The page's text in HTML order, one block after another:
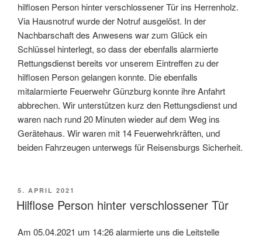
hilflosen Person hinter verschlossener Tür ins Herrenholz.
Via Hausnotruf wurde der Notruf ausgelöst. In der
Nachbarschaft des Anwesens war zum Glück ein
Schlüssel hinterlegt, so dass der ebenfalls alarmierte
Rettungsdienst bereits vor unserem Eintreffen zu der
hilflosen Person gelangen konnte. Die ebenfalls
mitalarmierte Feuerwehr Günzburg konnte ihre Anfahrt
abbrechen. Wir unterstützen kurz den Rettungsdienst und
waren nach rund 20 Minuten wieder auf dem Weg ins
Gerätehaus. Wir waren mit 14 Feuerwehrkräften, und
beiden Fahrzeugen unterwegs für Reisensburgs Sicherheit.
VERÖFFENTLICHT
AM
5. APRIL 2021
Hilflose Person hinter verschlossener Tür
Am 05.04.2021 um 14:26 alarmierte uns die Leitstelle